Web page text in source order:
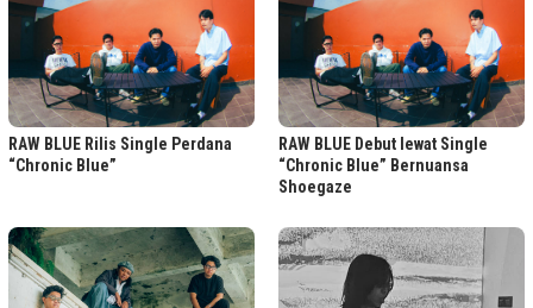
RAW BLUE Rilis Single Perdana
“Chronic Blue”
RAW BLUE Debut lewat Single
“Chronic Blue” Bernuansa
Shoegaze